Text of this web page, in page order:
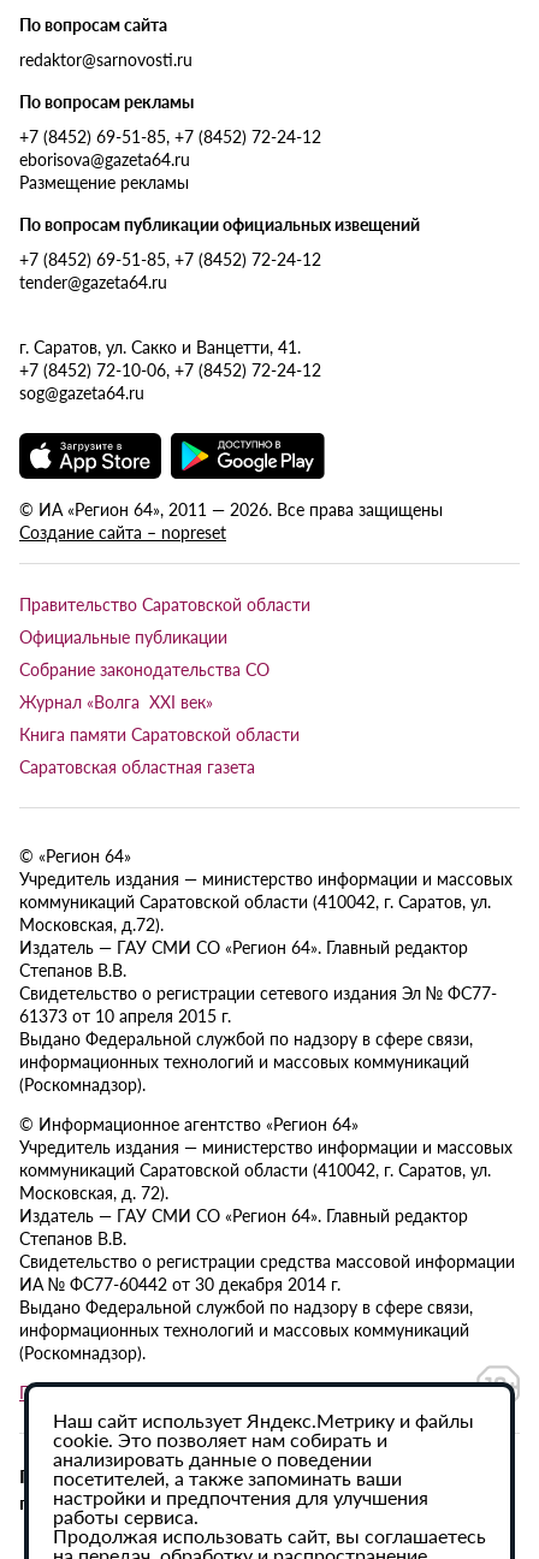
По вопросам сайта
redaktor@sarnovosti.ru
По вопросам рекламы
+7 (8452) 69-51-85, +7 (8452) 72-24-12
eborisova@gazeta64.ru
Размещение рекламы
По вопросам публикации официальных извещений
+7 (8452) 69-51-85, +7 (8452) 72-24-12
tender@gazeta64.ru
г. Саратов, ул. Сакко и Ванцетти, 41.
+7 (8452) 72-10-06, +7 (8452) 72-24-12
sog@gazeta64.ru
© ИА «Регион 64», 2011 — 2026. Все права защищены
Создание сайта – nopreset
Правительство Саратовской области
Официальные публикации
Собрание законодательства СО
Журнал «Волга XXI век»
Книга памяти Саратовской области
Саратовская областная газета
© «Регион 64»
Учредитель издания — министерство информации и массовых
коммуникаций Саратовской области (410042, г. Саратов, ул.
Московская, д.72).
Издатель — ГАУ СМИ СО «Регион 64». Главный редактор
Степанов В.В.
Свидетельство о регистрации сетевого издания Эл № ФС77-
61373 от 10 апреля 2015 г.
Выдано Федеральной службой по надзору в сфере связи,
информационных технологий и массовых коммуникаций
(Роскомнадзор).
© Информационное агентство «Регион 64»
Учредитель издания — министерство информации и массовых
коммуникаций Саратовской области (410042, г. Саратов, ул.
Московская, д. 72).
Издатель — ГАУ СМИ СО «Регион 64». Главный редактор
Степанов В.В.
Свидетельство о регистрации средства массовой информации
ИА № ФС77-60442 от 30 декабря 2014 г.
Выдано Федеральной службой по надзору в сфере связи,
информационных технологий и массовых коммуникаций
(Роскомнадзор).
Политика в отношении обработки персональных данных
При использовании материалов сайта активная
гиперссылка на ИА «Регион 64» обязательна.
Наш сайт использует Яндекс.Метрику и файлы
cookie. Это позволяет нам собирать и
анализировать данные о поведении
посетителей, а также запоминать ваши
настройки и предпочтения для улучшения
работы сервиса.
Продолжая использовать сайт, вы соглашаетесь